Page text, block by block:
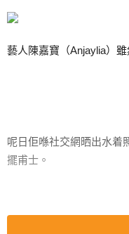
藝人陳嘉寶（Anjaylia）
呢日佢喺社交網晒出水着
擺甫士。